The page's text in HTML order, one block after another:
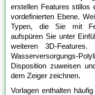
erstellen Features stillos
vordefinierten Ebene.
Typen, die Sie mit
aufspüren Sie unter
weiteren 3D-
Wasserversorgungs-
Disposition zuweisen
dem Zeiger zeichnen.
Vorlagen enthalten